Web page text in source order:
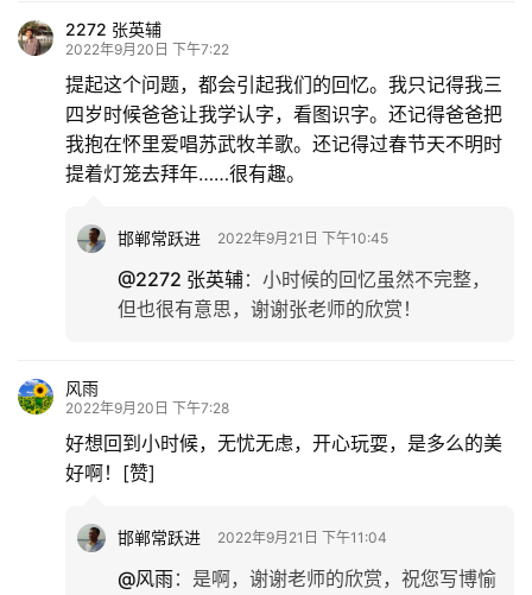
2272 张英辅
2022年9月20日 下午7:22
提起这个问题，都会引起我们的回忆。我只记得我三
四岁时候爸爸让我学认字，看图识字。还记得爸爸把
我抱在怀里爱唱苏武牧羊歌。还记得过春节天不明时
提着灯笼去拜年……很有趣。
邯郸常跃进 2022年9月21日 下午10:45
@2272 张英辅： 小时候的回忆虽然不完整，
但也很有意思，谢谢张老师的欣赏！
风雨
2022年9月20日 下午7:28
好想回到小时候，无忧无虑，开心玩耍，是多么的美
好啊！[赞]
邯郸常跃进 2022年9月21日 下午11:04
@风雨： 是啊，谢谢老师的欣赏，祝您写博愉